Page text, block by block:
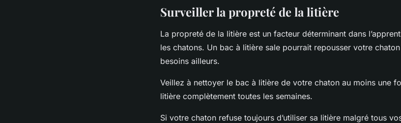
Surveiller la propreté de la litière
La propreté de la litière est un facteur déterminant dans
les chatons. Un bac à litière sale pourrait repousser votre
besoins ailleurs.
Veillez à nettoyer le bac à litière de votre chaton au moins une
litière complètement toutes les semaines.
Si votre chaton refuse toujours d’utiliser sa litière malgré tous